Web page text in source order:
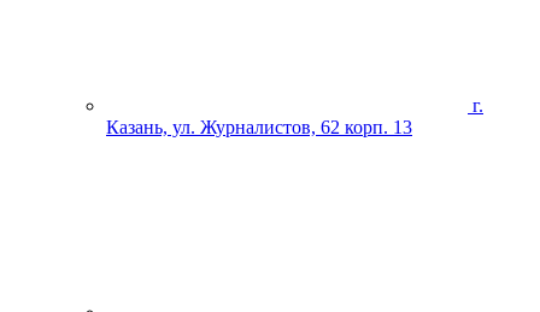
г.
Казань, ул. Журналистов, 62 корп. 13